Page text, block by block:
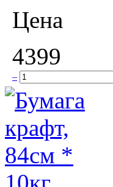
Цена
4399
–